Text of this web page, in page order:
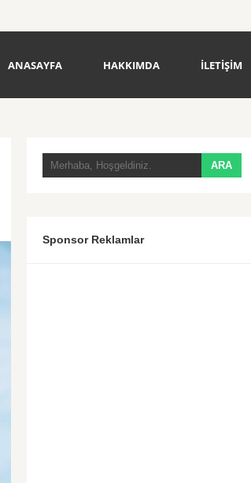
ANASAYFA HAKKIMDA İLETİŞİM
Sponsor Reklamlar